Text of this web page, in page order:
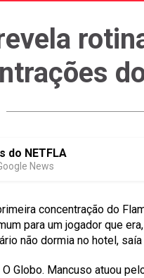
do NETFLA
News
concentração do
para um jogador que
não dormia no hotel,
Globo. Mancuso atuou